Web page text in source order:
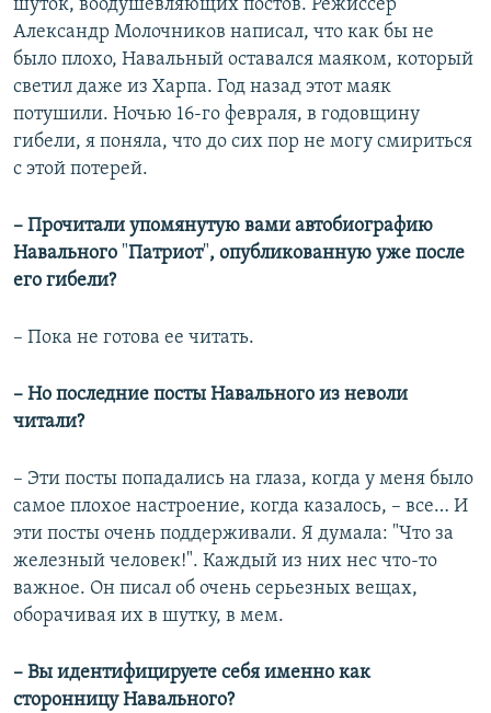
шуток, воодушевляющих постов. Режиссер
Александр Молочников написал, что как бы не
было плохо, Навальный оставался маяком, который
светил даже из Харпа. Год назад этот маяк
потушили. Ночью 16-го февраля, в годовщину
гибели, я поняла, что до сих пор не могу смириться
с этой потерей.
– Прочитали упомянутую вами автобиографию
Навального "Патриот", опубликованную уже после
его гибели?
– Пока не готова ее читать.
– Но последние посты Навального из неволи
читали?
– Эти посты попадались на глаза, когда у меня было
самое плохое настроение, когда казалось, – все… И
эти посты очень поддерживали. Я думала: "Что за
железный человек!". Каждый из них нес что-то
важное. Он писал об очень серьезных вещах,
оборачивая их в шутку, в мем.
– Вы идентифицируете себя именно как
сторонницу Навального?